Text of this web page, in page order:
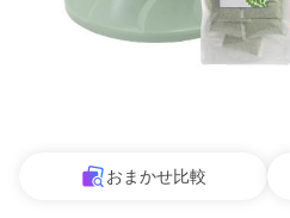
おまかせ比較